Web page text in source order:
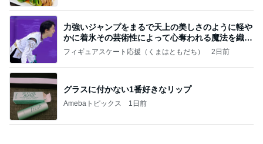
力強いジャンプをまるで天上の美しさのように軽や
かに着氷その芸術性によって心奪われる魔法を織り
なす
フィギュアスケート応援（くまはともだち） 2日前
グラスに付かない1番好きなリップ
Amebaトピックス 1日前